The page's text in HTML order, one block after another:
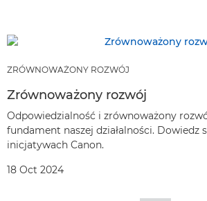
ZRÓWNOWAŻONY ROZWÓJ
Zrównoważony rozwój
Odpowiedzialność i zrównoważony
fundament naszej działalności. Dowiedz
inicjatywach Canon.
18 Oct 2024